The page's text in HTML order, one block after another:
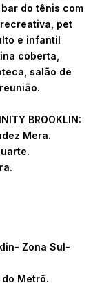
do tênis com
pet
e infantil
coberta,
salão de
BROOKLIN:
Mera.
Zona Sul-
Metrô.